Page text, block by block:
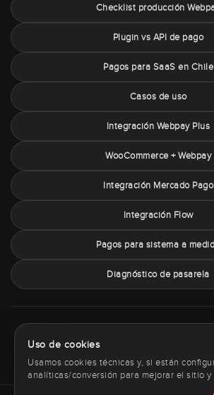
Checklist producción
Plugin vs API de pago
Pagos para SaaS en Chile
Casos de uso
Integración Webpay Plus
WooCommerce + Webpay
Integración Mercado Pago
Integración Flow
Pagos para sistema a
Diagnóstico de pasarela
Política de cookies
Uso de cookies
Usamos cookies técnicas y, si están
analíticas/conversión para mejorar el sitio